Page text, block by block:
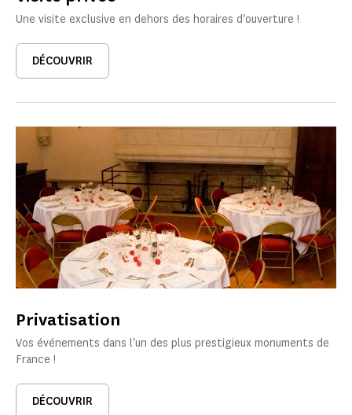
Une visite exclusive en dehors des horaires d'ouverture !
DÉCOUVRIR
Privatisation
Vos événements dans l'un des plus prestigieux monuments de
France !
DÉCOUVRIR